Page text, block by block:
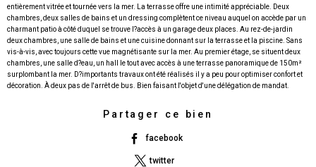
entièrement vitrée et tournée vers la mer. La terrasse offre une intimité appréciable. Deux
chambres, deux salles de bains et un dressing complètent ce niveau auquel on accède par un
charmant patio à côté duquel se trouve l?accès à un garage deux places. Au rez-de-jardin
deux chambres, une salle de bains et une cuisine donnant sur la terrasse et la piscine. Sans
vis-à-vis, avec toujours cette vue magnétisante sur la mer. Au premier étage, se situent deux
chambres, une salle d?eau, un hall le tout avec accès à une terrasse panoramique de 150m²
surplombant la mer. D?importants travaux ont été réalisés il y a peu pour optimiser confort et
Partager ce bien
facebook
twitter